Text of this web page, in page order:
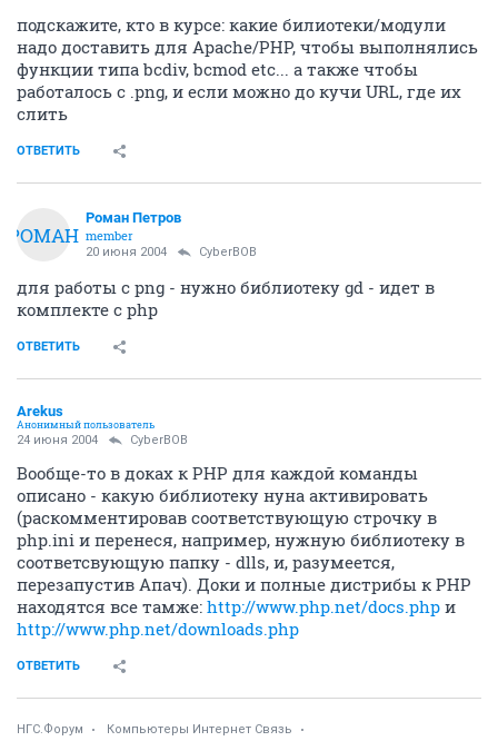
подскажите, кто в курсе: какие билиотеки/модули
надо доставить для Apache/PHP, чтобы выполнялись
функции типа bcdiv, bcmod etc... а также чтобы
работалось с .png, и если можно до кучи URL, где их
слить
ОТВЕТИТЬ
РОМАН
Роман Петров
member
20 июня 2004 CyberBOB
для работы с png - нужно библиотеку gd - идет в
комплекте с php
ОТВЕТИТЬ
Arekus
Анонимный пользователь
24 июня 2004 CyberBOB
Вообще-то в доках к PHP для каждой команды
описано - какую библиотеку нуна активировать
(раскомментировав соответствующую строчку в
php.ini и перенеся, например, нужную библиотеку в
соответсвующую папку - dlls, и, разумеется,
перезапустив Апач). Доки и полные дистрибы к РНР
находятся все тамже: http://www.php.net/docs.php и
http://www.php.net/downloads.php
ОТВЕТИТЬ
НГС.Форум Компьютеры Интернет Связь